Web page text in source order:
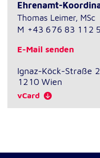
Ehrenamt-
Thomas Leimer, MSc
M +43 676 83 112
E-Mail senden
Ignaz-Köck-Straße
1210 Wien
vCard
Einbinden und
Google Maps
Anbieter:
Google LLC
6 Monate